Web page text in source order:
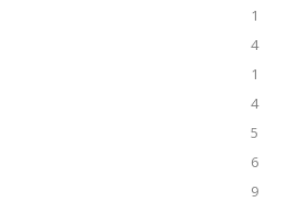
1
4
1
4
5
6
9